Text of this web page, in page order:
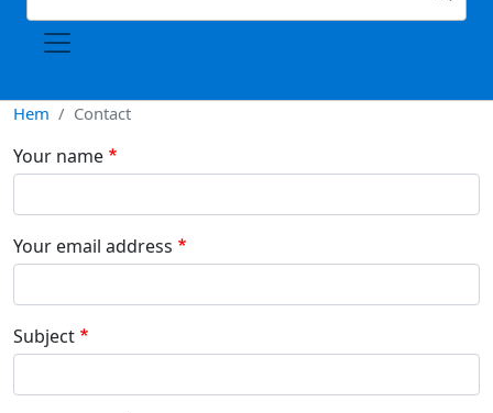
Hem Contact
Your name
Your email address
Subject